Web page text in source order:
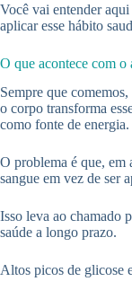
Você vai entender
aplicar esse hábito
O que acontece com o
Sempre que
o corpo transforma
como fonte de energia.
O problema é que, em
sangue em vez de ser
Isso leva ao chamado
saúde a longo prazo.
Altos picos de glicose